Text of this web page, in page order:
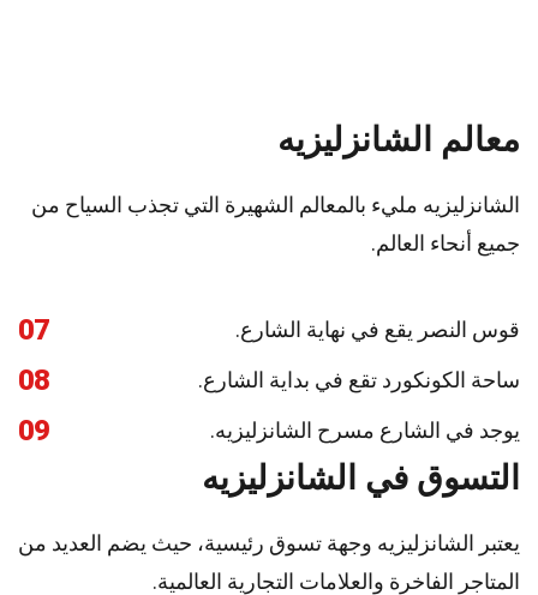
معالم الشانزليزيه
الشانزليزيه مليء بالمعالم الشهيرة التي تجذب السياح من
جميع أنحاء العالم.
07 قوس النصر يقع في نهاية الشارع.
08 ساحة الكونكورد تقع في بداية الشارع.
09 يوجد في الشارع مسرح الشانزليزيه.
التسوق في الشانزليزيه
يعتبر الشانزليزيه وجهة تسوق رئيسية، حيث يضم العديد من
المتاجر الفاخرة والعلامات التجارية العالمية.